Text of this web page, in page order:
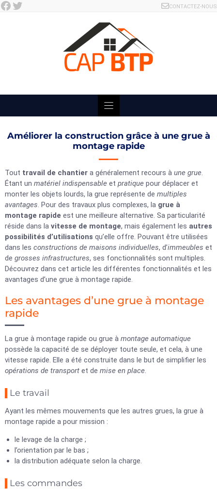
Skip
Facebook Twitter CONTACTEZ-NOUS
Améliorer la construction grâce à une grue à
montage rapide
Tout travail de chantier a généralement recours à une grue.
Étant un matériel indispensable et pratique pour déplacer et
monter les objets lourds, la grue représente de multiples
avantages. Pour des travaux plus complexes, la grue à
montage rapide est une meilleure alternative. Sa particularité
réside dans la vitesse de montage, mais également les autres
possibilités d’utilisations qu’elle offre. Pouvant être utilisées
dans les constructions de maisons individuelles, d’immeubles et
de grosses infrastructures, ses fonctionnalités sont multiples.
Découvrez dans cet article les différentes fonctionnalités et les
avantages d’une grue à montage rapide.
Les avantages d’une grue à montage
rapide
La grue à montage rapide ou grue à montage automatique
possède la capacité de se déployer toute seule, et cela, à une
vitesse rapide. Elle a été construite dans le but de simplifier les
opérations de transport et de mise en place.
Le travail
Ayant les mêmes mouvements que les autres grues, la grue à
montage rapide a pour mission :
le levage de la charge ;
l’orientation par le bas ;
la distribution adéquate selon la charge.
Les commandes